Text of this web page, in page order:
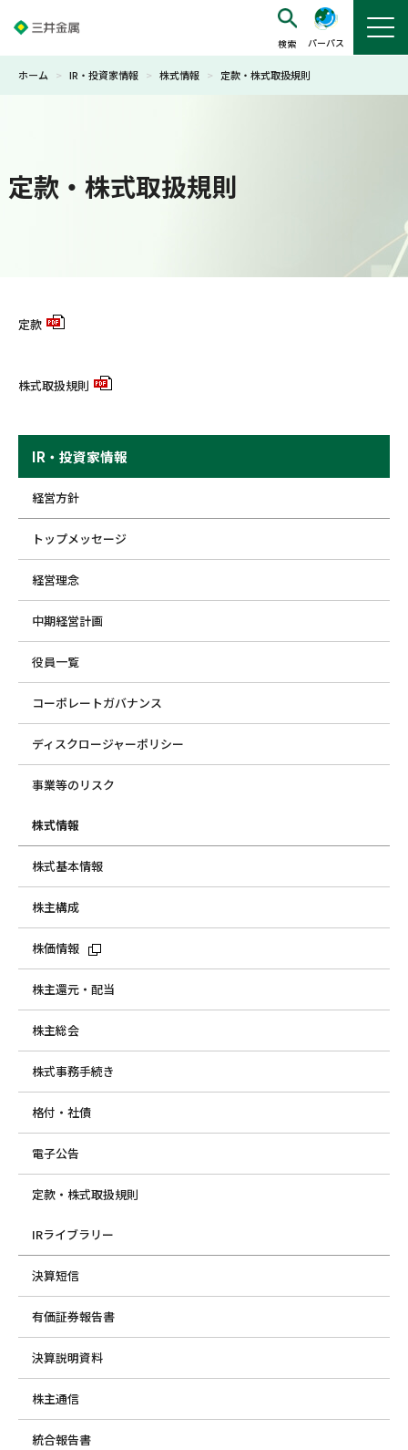
パーパス
定款・株式取扱規則
ホーム > IR・投資家情報 > 株式情報 > 定款・株式取扱規則
定款
株式取扱規則
IR・投資家情報
経営方針
トップメッセージ
経営理念
中期経営計画
役員一覧
コーポレートガバナンス
ディスクロージャーポリシー
事業等のリスク
株式情報
株式基本情報
株主構成
株価情報
株主還元・配当
株主総会
株式事務手続き
格付・社債
電子公告
定款・株式取扱規則
IRライブラリー
決算短信
有価証券報告書
決算説明資料
株主通信
統合報告書